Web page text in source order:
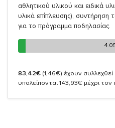
αθλητικού υλικού και ειδικά
υλικά επίπλευσης),
για το πρόγραμμα ποδηλασίας.
83,42€ (1,46€) έχουν
υπολείπονται 143,93€ μέχρι